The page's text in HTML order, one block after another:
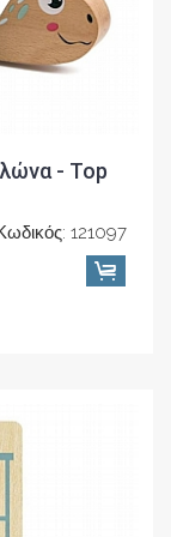
- Top
121097